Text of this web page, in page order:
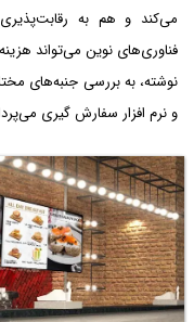
می‌کند و هم به
فناوری‌های نوین می‌تواند
نوشته، به بررسی جنبه‌های
و نرم افزار سفارش گیری